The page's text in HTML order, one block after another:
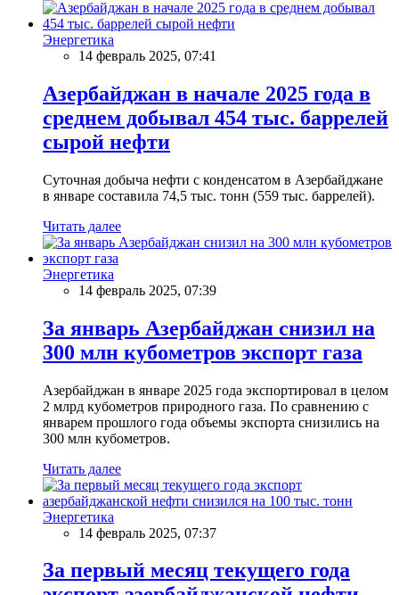
Энергетика
14 февраль 2025, 07:41
Азербайджан в начале 2025 года в
среднем добывал 454 тыс. баррелей
сырой нефти
Суточная добыча нефти с конденсатом в Азербайджане
в январе составила 74,5 тыс. тонн (559 тыс. баррелей).
Читать далее
Энергетика
14 февраль 2025, 07:39
За январь Азербайджан снизил на
300 млн кубометров экспорт газа
Азербайджан в январе 2025 года экспортировал в целом
2 млрд кубометров природного газа. По сравнению с
январем прошлого года объемы экспорта снизились на
300 млн кубометров.
Читать далее
Энергетика
14 февраль 2025, 07:37
За первый месяц текущего года